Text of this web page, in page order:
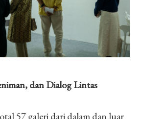
dan Dialog Lintas
57 galeri dari dalam dan luar